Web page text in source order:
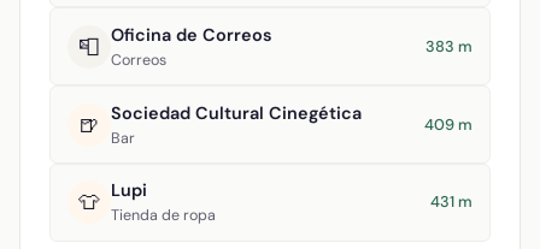
📮 Oficina de Correos
Correos
383 m
🍺 Sociedad Cultural Cinegética
Bar
409 m
👕 Lupi
Tienda de ropa
431 m